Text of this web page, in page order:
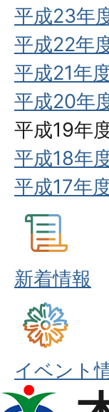
平成23年
平成22年
平成21年
平成20年
平成19年
平成18年
平成17年
新着情報
イベント
本